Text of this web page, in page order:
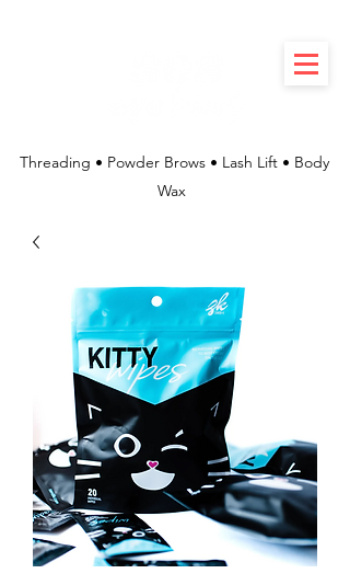
Threading • Powder Brows • Lash Lift • Body
Wax